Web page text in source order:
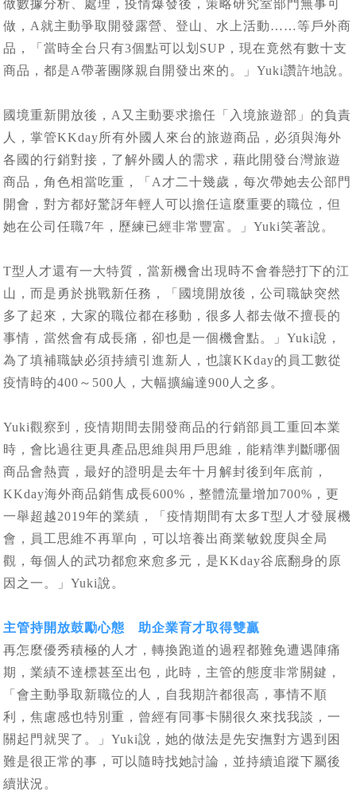
做數據分析、處理，疫情爆發後，策略研究室部門無事可
做，A就主動爭取開發露營、登山、水上活動……等戶外商
品，「當時全台只有3個點可以划SUP，現在竟然有數十支
商品，都是A帶著團隊親自開發出來的。」Yuki讚許地說。
國境重新開放後，A又主動要求擔任「入境旅遊部」的負責
人，掌管KKday所有外國人來台的旅遊商品，必須與海外
各國的行銷對接，了解外國人的需求，藉此開發台灣旅遊
商品，角色相當吃重，「A才二十幾歲，每次帶她去公部門
開會，對方都好驚訝年輕人可以擔任這麼重要的職位，但
她在公司任職7年，歷練已經非常豐富。」Yuki笑著說。
T型人才還有一大特質，當新機會出現時不會眷戀打下的江
山，而是勇於挑戰新任務，「國境開放後，公司職缺突然
多了起來，大家的職位都在移動，很多人都去做不擅長的
事情，當然會有成長痛，卻也是一個機會點。」Yuki說，
為了填補職缺必須持續引進新人，也讓KKday的員工數從
疫情時的400～500人，大幅擴編達900人之多。
Yuki觀察到，疫情期間去開發商品的行銷部員工重回本業
時，會比過往更具產品思維與用戶思維，能精準判斷哪個
商品會熱賣，最好的證明是去年十月解封後到年底前，
KKday海外商品銷售成長600%，整體流量增加700%，更
一舉超越2019年的業績，「疫情期間有太多T型人才發展機
會，員工思維不再單向，可以培養出商業敏銳度與全局
觀，每個人的武功都愈來愈多元，是KKday谷底翻身的原
因之一。」Yuki說。
主管持開放鼓勵心態 助企業育才取得雙贏
再怎麼優秀積極的人才，轉換跑道的過程都難免遭遇陣痛
期，業績不達標甚至出包，此時，主管的態度非常關鍵，
「會主動爭取新職位的人，自我期許都很高，事情不順
利，焦慮感也特別重，曾經有同事卡關很久來找我談，一
關起門就哭了。」Yuki說，她的做法是先安撫對方遇到困
難是很正常的事，可以隨時找她討論，並持續追蹤下屬後
續狀況。